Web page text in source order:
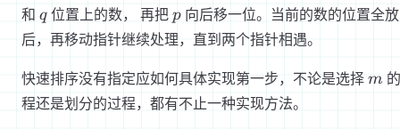
和 q
q位置上的数， 再把 p
p向后移一位。当前的数的位置全
后，再移动指针继续处理，直到两个指针相遇。
快速排序没有指定应如何具体实现第一步，不论是选择 m
m
程还是划分的过程，都有不止一种实现方法。